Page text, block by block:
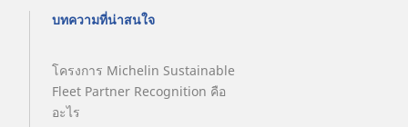
บทความที่น่าสนใจ
โครงการ Michelin Sustainable
Fleet Partner Recognition คือ
อะไร